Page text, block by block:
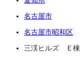
名古屋市
名古屋市昭和区
三渓ヒルズ Ｅ棟